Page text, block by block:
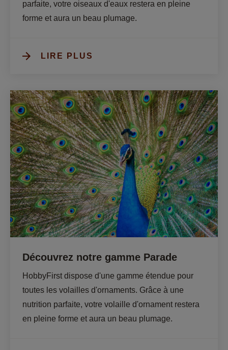
parfaite, votre oiseaux d'eaux restera en pleine
forme et aura un beau plumage.
LIRE PLUS
Découvrez notre gamme Parade
HobbyFirst dispose d'une gamme étendue pour
toutes les volailles d'ornaments. Grâce à une
nutrition parfaite, votre volaille d'ornament restera
en pleine forme et aura un beau plumage.